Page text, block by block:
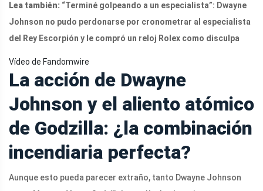
Lea también: “Terminé golpeando a un especialista”: Dwayne
Johnson no pudo perdonarse por cronometrar al especialista
del Rey Escorpión y le compró un reloj Rolex como disculpa
Vídeo de Fandomwire
La acción de Dwayne
Johnson y el aliento atómico
de Godzilla: ¿la combinación
incendiaria perfecta?
Aunque esto pueda parecer extraño, tanto Dwayne Johnson